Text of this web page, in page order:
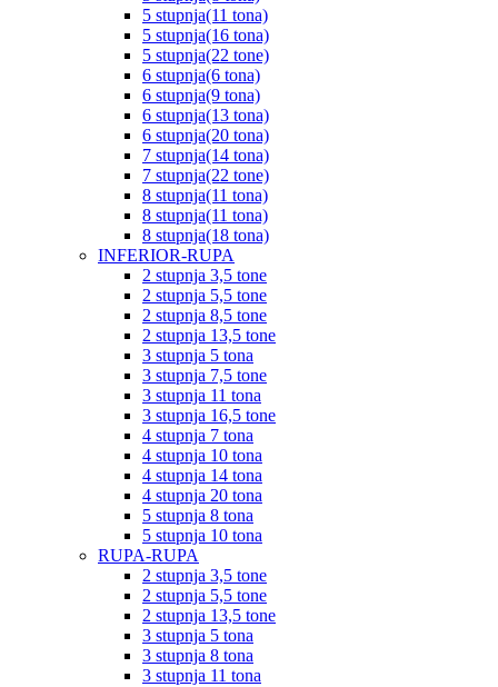
5 stupnja(11 tona)
5 stupnja(16 tona)
5 stupnja(22 tone)
6 stupnja(6 tona)
6 stupnja(9 tona)
6 stupnja(13 tona)
6 stupnja(20 tona)
7 stupnja(14 tona)
7 stupnja(22 tone)
8 stupnja(11 tona)
8 stupnja(11 tona)
8 stupnja(18 tona)
INFERIOR-RUPA
2 stupnja 3,5 tone
2 stupnja 5,5 tone
2 stupnja 8,5 tone
2 stupnja 13,5 tone
3 stupnja 5 tona
3 stupnja 7,5 tone
3 stupnja 11 tona
3 stupnja 16,5 tone
4 stupnja 7 tona
4 stupnja 10 tona
4 stupnja 14 tona
4 stupnja 20 tona
5 stupnja 8 tona
5 stupnja 10 tona
RUPA-RUPA
2 stupnja 3,5 tone
2 stupnja 5,5 tone
2 stupnja 13,5 tone
3 stupnja 5 tona
3 stupnja 8 tona
3 stupnja 11 tona